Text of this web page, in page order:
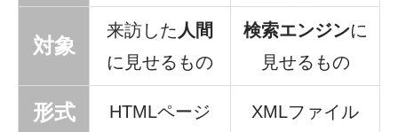
対象
来訪した 人間
に見せるもの
検索エンジンに
見せるもの
形式 HTMLページ XMLファイル